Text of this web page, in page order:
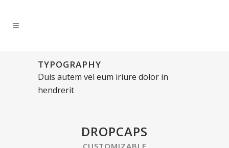
TYPOGRAPHY
Duis autem vel eum iriure dolor in
hendrerit
DROPCAPS
CUSTOMIZABLE